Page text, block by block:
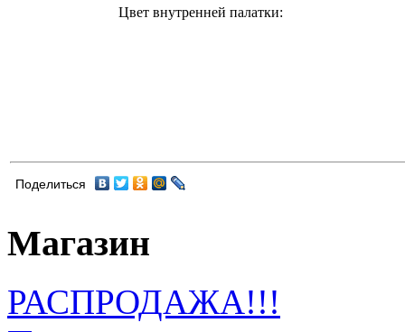
Цвет внутренней палатки:
Поделиться
Магазин
РАСПРОДАЖА!!!